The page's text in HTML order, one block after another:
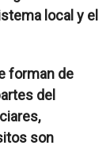
local y el
forman de
del
son